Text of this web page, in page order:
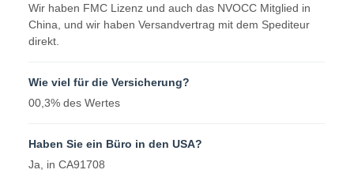
Wir haben FMC Lizenz und auch das NVOCC Mitglied in
China, und wir haben Versandvertrag mit dem Spediteur
direkt.
Wie viel für die Versicherung?
00,3% des Wertes
Haben Sie ein Büro in den USA?
Ja, in CA91708